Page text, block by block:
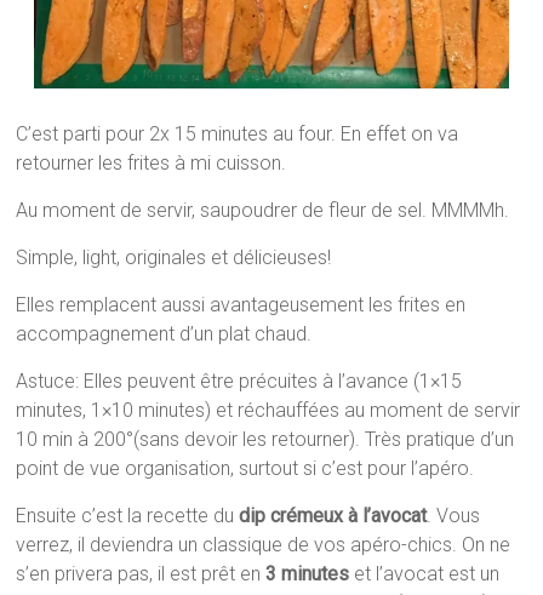
C’est parti pour 2x 15 minutes au four. En effet on va
retourner les frites à mi cuisson.
Au moment de servir, saupoudrer de fleur de sel. MMMMh.
Simple, light, originales et délicieuses!
Elles remplacent aussi avantageusement les frites en
accompagnement d’un plat chaud.
Astuce: Elles peuvent être précuites à l’avance (1×15
minutes, 1×10 minutes) et réchauffées au moment de servir
10 min à 200°(sans devoir les retourner). Très pratique d’un
point de vue organisation, surtout si c’est pour l’apéro.
Ensuite c’est la recette dudip crémeux à l’avocat. Vous
verrez, il deviendra un classique de vos apéro-chics. On ne
s’en privera pas, il est prêt en3 minutes et l’avocat est un